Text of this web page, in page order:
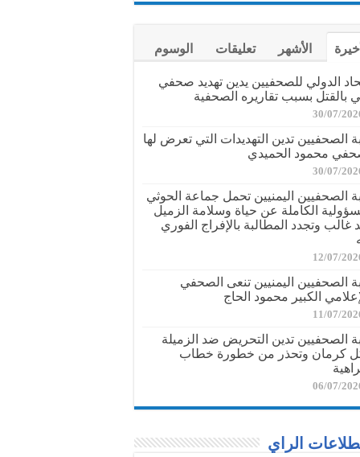
الأشهر تعليقات الوسوم
الدولي للصحفيين يدين تهديد صحفي
بالقتل بسبب تقاريره الصحفية
30/07/
الصحفيين تدين التهديدات التي تعرض لها
محمود الحميدي
30/07/
الصحفيين اليمنيين تحمل جماعة الحوثي
الكاملة عن حياة وسلامة الزميل
غالب وتجدد المطالبة بالإفراج الفوري
12/07/
الصحفيين اليمنيين تنعى الصحفي
الكبير محمود الحاج
11/07/
الصحفيين تدين التحريض ضد الزميلة
كرمان وتحذر من خطورة خطاب
06/07/
الراي